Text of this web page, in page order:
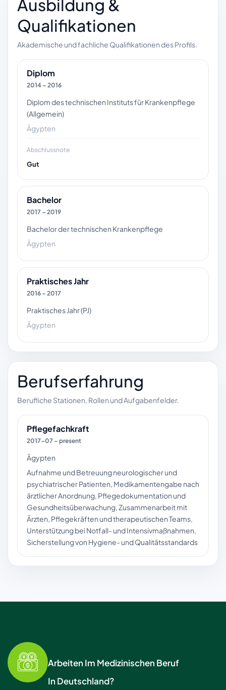
Ausbildung &
Qualifikationen
Akademische und fachliche Qualifikationen des Profils.
Diplom
2014 – 2016
Diplom des technischen Instituts für Krankenpflege
(Allgemein)
Ägypten
Abschlussnote
Gut
Bachelor
2017 – 2019
Bachelor der technischen Krankenpflege
Ägypten
Praktisches Jahr
2016 – 2017
Praktisches Jahr (PJ)
Ägypten
Berufserfahrung
Berufliche Stationen, Rollen und Aufgabenfelder.
Pflegefachkraft
2017-07 – present
Ägypten
Aufnahme und Betreuung neurologischer und
psychiatrischer Patienten, Medikamentengabe nach
ärztlicher Anordnung, Pflegedokumentation und
Gesundheitsüberwachung, Zusammenarbeit mit
Ärzten, Pflegekräften und therapeutischen Teams,
Unterstützung bei Notfall- und Intensivmaßnahmen,
Sicherstellung von Hygiene- und Qualitätsstandards
Arbeiten Im Medizinischen Beruf
In Deutschland?